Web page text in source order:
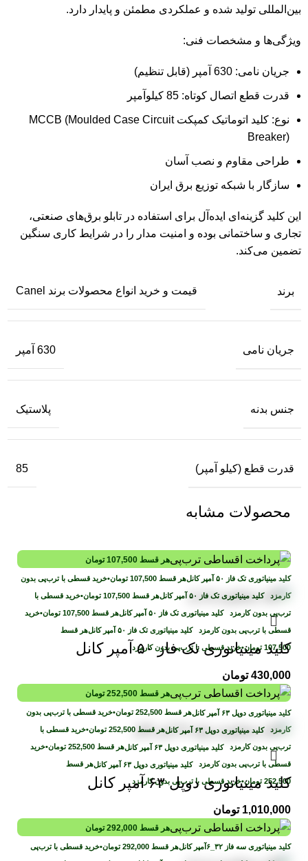
بین‌المللی تولید شده و عملکردی مطمئن و پایدار دارد.
ویژگی‌ها و مشخصات فنی:
جریان نامی: 630 آمپر (قابل تنظیم)
قدرت قطع اتصال کوتاه: 85 کیلوآمپر
نوع: کلید اتوماتیک کمپکت MCCB (Moulded Case Circuit
Breaker)
طراحی مقاوم و نصب آسان
سازگار با شبکه توزیع برق ایران
این کلید گزینه‌ای ایده‌آل برای استفاده در تابلو برق‌های صنعتی،
تجاری و ساختمانی بوده و امنیت مدار را در شرایط کاری سنگین
تضمین می‌کند.
برند قیمت و خرید انواع محصولات برند Canel
جریان نامی 630 آمپر
جنس بدنه پلاستیک
قدرت قطع (کیلو آمپر) 85
محصولات مشابه
هر قسط 107,500 تومان
هر قسط 107,500 تومان•خرید قسطی با ترب‌پی بدون
کارمزد هر قسط 107,500 تومان•خرید قسطی با
ترب‌پی بدون کارمزد هر قسط 107,500 تومان•خرید
قسطی با ترب‌پی بدون کارمزد هر قسط
107,500 تومان•خرید قسطی با ترب‌پی بدون کارمزد
کلید مینیاتوری تک فاز ۵۰ آمپر کانل
430,000 تومان
هر قسط 252,500 تومان
هر قسط 252,500 تومان•خرید قسطی با ترب‌پی بدون
کارمزد هر قسط 252,500 تومان•خرید قسطی با
ترب‌پی بدون کارمزد هر قسط 252,500 تومان•خرید
قسطی با ترب‌پی بدون کارمزد هر قسط
252,500 تومان•خرید قسطی با ترب‌پی بدون کارمزد
کلید مینیاتوری دوپل ۶۳ آمپر کانل
1,010,000 تومان
هر قسط 292,000 تومان
هر قسط 292,000 تومان•خرید قسطی با ترب‌پی